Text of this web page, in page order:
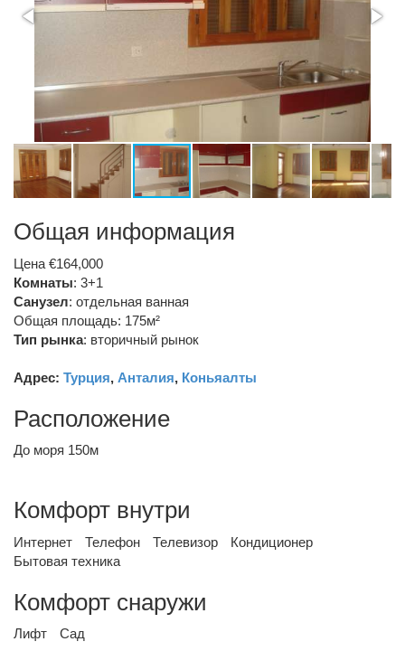
Общая информация
Цена €164,000
Комнаты: 3+1
Санузел: отдельная ванная
Общая площадь: 175м²
Тип рынка: вторичный рынок
Адрес: Турция, Анталия, Коньяалты
Расположение
До моря 150м
Комфорт внутри
Интернет Телефон Телевизор
Кондиционер
Бытовая техника
Комфорт снаружи
Лифт Сад